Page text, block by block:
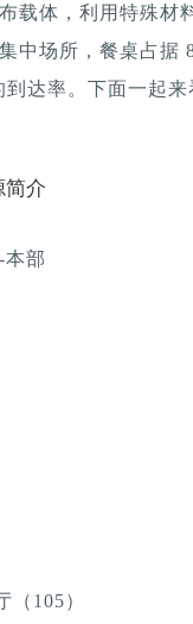
载体，利用特殊材
中场所，餐桌占据
达率。下面一起
简介
本部
105）